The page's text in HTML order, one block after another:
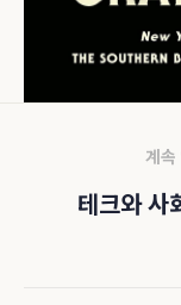
계속
테크와 사